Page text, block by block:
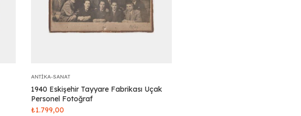
ANTIKA-SANAT
1940 Eskişehir Tayyare Fabrikası Uçak
Personel Fotoğraf
₺1.799,00